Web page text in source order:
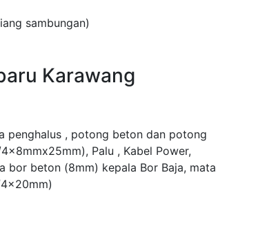
sambungan)
Karawang
penghalus , potong beton dan potong
Palu , Kabel Power,
bor beton (8mm) kepala Bor Baja, mata